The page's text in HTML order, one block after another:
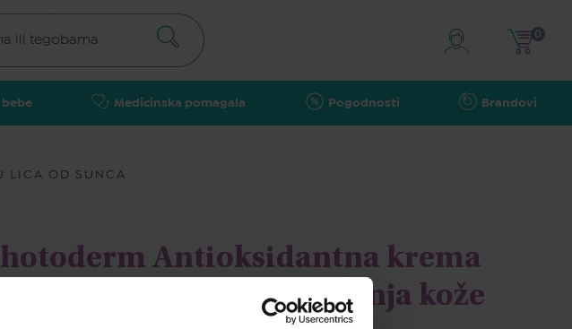
bebe Medicinska pomagala Pogodnosti Brandovi
0
LICA OD SUNCA
Antioksidantna krema
tamnih mrlja i starenja kože